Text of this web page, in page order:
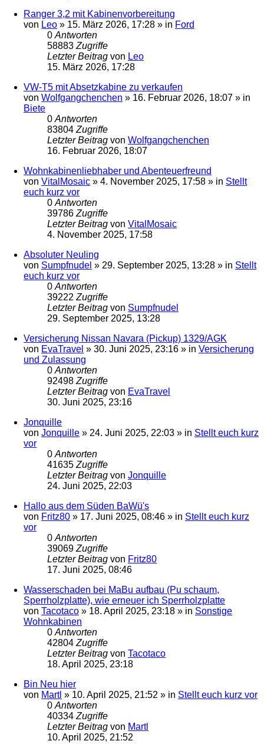
Ranger 3,2 mit Kabinenvorbereitung
von Leo » 15. März 2026, 17:28 » in Ford
0 Antworten
58883 Zugriffe
Letzter Beitrag von Leo
15. März 2026, 17:28
VW-T5 mit Absetzkabine zu verkaufen
von Wolfgangchenchen » 16. Februar 2026, 18:07 » in
Biete
0 Antworten
83804 Zugriffe
Letzter Beitrag von Wolfgangchenchen
16. Februar 2026, 18:07
Wohnkabinenliebhaber und Abenteuerfreund
von VitalMosaic » 4. November 2025, 17:58 » in Stellt
euch kurz vor
0 Antworten
39786 Zugriffe
Letzter Beitrag von VitalMosaic
4. November 2025, 17:58
Absoluter Neuling
von Sumpfnudel » 29. September 2025, 13:28 » in Stellt
euch kurz vor
0 Antworten
39222 Zugriffe
Letzter Beitrag von Sumpfnudel
29. September 2025, 13:28
Versicherung Nissan Navara (Pickup) 1329/AGK
von EvaTravel » 30. Juni 2025, 23:16 » in Versicherung
und Zulassung
0 Antworten
92498 Zugriffe
Letzter Beitrag von EvaTravel
30. Juni 2025, 23:16
Jonquille
von Jonquille » 24. Juni 2025, 22:03 » in Stellt euch kurz
vor
0 Antworten
41635 Zugriffe
Letzter Beitrag von Jonquille
24. Juni 2025, 22:03
Hallo aus dem Süden BaWü's
von Fritz80 » 17. Juni 2025, 08:46 » in Stellt euch kurz
vor
0 Antworten
39069 Zugriffe
Letzter Beitrag von Fritz80
17. Juni 2025, 08:46
Wasserschaden bei MaBu aufbau (Pu schaum,
Sperrholzplatte), wie erneuer ich Sperrholzplatte
von Tacotaco » 18. April 2025, 23:18 » in Sonstige
Wohnkabinen
0 Antworten
42804 Zugriffe
Letzter Beitrag von Tacotaco
18. April 2025, 23:18
Bin Neu hier
von Martl » 10. April 2025, 21:52 » in Stellt euch kurz vor
0 Antworten
40334 Zugriffe
Letzter Beitrag von Martl
10. April 2025, 21:52